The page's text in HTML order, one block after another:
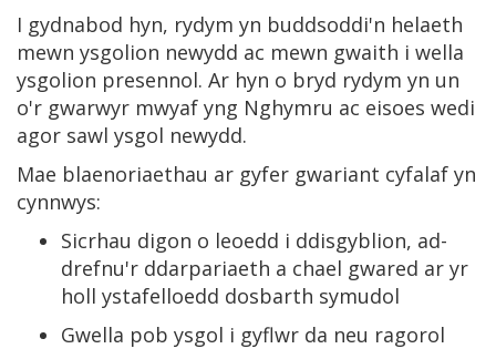
I gydnabod hyn, rydym yn buddsoddi'n helaeth
mewn ysgolion newydd ac mewn gwaith i wella
ysgolion presennol. Ar hyn o bryd rydym yn un
o'r gwarwyr mwyaf yng Nghymru ac eisoes wedi
agor sawl ysgol newydd.
Mae blaenoriaethau ar gyfer gwariant cyfalaf yn
cynnwys:
Sicrhau digon o leoedd i ddisgyblion, ad-
drefnu'r ddarpariaeth a chael gwared ar yr
holl ystafelloedd dosbarth symudol
Gwella pob ysgol i gyflwr da neu ragorol